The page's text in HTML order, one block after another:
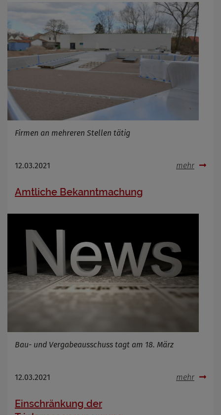
Firmen an mehreren Stellen tätig
12.03.2021 mehr
Amtliche Bekanntmachung
Bau- und Vergabeausschuss tagt am 18. März
12.03.2021 mehr
Einschränkung der